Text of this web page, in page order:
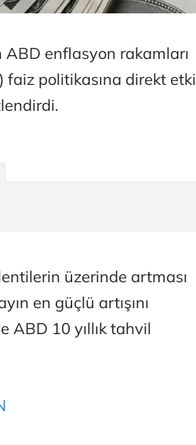
enflasyon rakamları
faiz politikasına direkt etki
üzerinde artması
en güçlü artışını
ABD 10 yıllık tahvil